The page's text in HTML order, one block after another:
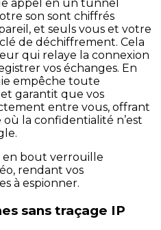
appel en un tunnel
son sont chiffrés
et seuls vous et votre
de déchiffrement. Cela
qui relaye la connexion
vos échanges. En
empêche toute
garantit que vos
entre vous, offrant
la confidentialité n’est
en bout verrouille
rendant vos
à espionner.
sans traçage IP